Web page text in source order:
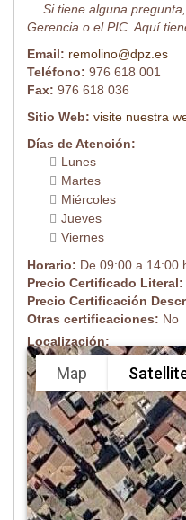
Si tiene alguna
Gerencia o el PIC. Aquí
Email: remolino@dpz.es
Teléfono: 976 618 001
Fax: 976 618 036
Sitio Web: visite nuestra
Días de Atención:
Lunes
Martes
Miércoles
Jueves
Viernes
Horario: De 09:00 a 14:00
Precio Certificado Literal:
Precio Certificación
Otras certificaciones: No
Localización:
Map